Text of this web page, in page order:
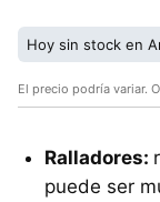
Hoy sin stock en
El precio podría variar.
Ralladores:
puede ser